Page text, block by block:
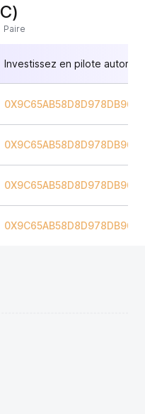
Paire
Investissez en pilote